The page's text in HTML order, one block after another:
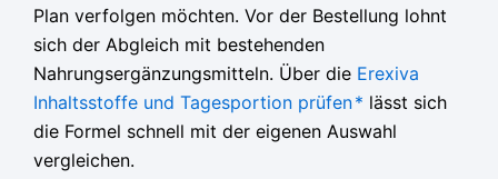
Plan verfolgen möchten. Vor der Bestellung lohnt
sich der Abgleich mit bestehenden
Nahrungsergänzungsmitteln. Über die Erexiva
Inhaltsstoffe und Tagesportion prüfen* lässt sich
die Formel schnell mit der eigenen Auswahl
vergleichen.